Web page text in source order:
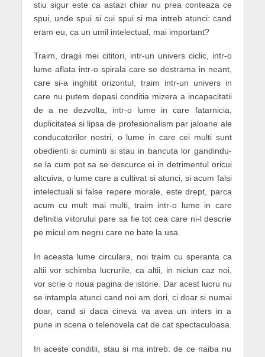
stiu sigur este ca astazi chiar nu prea conteaza ce
spui, unde spui si cui spui si ma intreb atunci: cand
eram eu, ca un umil intelectual, mai important?
Traim, dragii mei cititori, intr-un univers ciclic, intr-o
lume aflata intr-o spirala care se destrama in neant,
care si-a inghitit orizontul, traim intr-un univers in
care nu putem depasi conditia mizera a incapacitatii
de a ne dezvolta, intr-o lume in care fatarnicia,
duplicitatea si lipsa de profesionalism par jaloane ale
conducatorilor nostri, o lume in care cei multi sunt
obedienti si cuminti si stau in bancuta lor gandindu-
se la cum pot sa se descurce ei in detrimentul oricui
altcuiva, o lume care a cultivat si atunci, si acum falsi
intelectuali si false repere morale, este drept, parca
acum cu mult mai multi, traim intr-o lume in care
definitia viitorului pare sa fie tot cea care ni-l descrie
pe micul om negru care ne bate la usa.
In aceasta lume circulara, noi traim cu speranta ca
altii vor schimba lucrurile, ca altii, in niciun caz noi,
vor scrie o noua pagina de istorie. Dar acest lucru nu
se intampla atunci cand noi am dori, ci doar si numai
doar, cand si daca cineva va avea un inters in a
pune in scena o telenovela cat de cat spectaculoasa.
In aceste conditii, stau si ma intreb: de ce naiba nu